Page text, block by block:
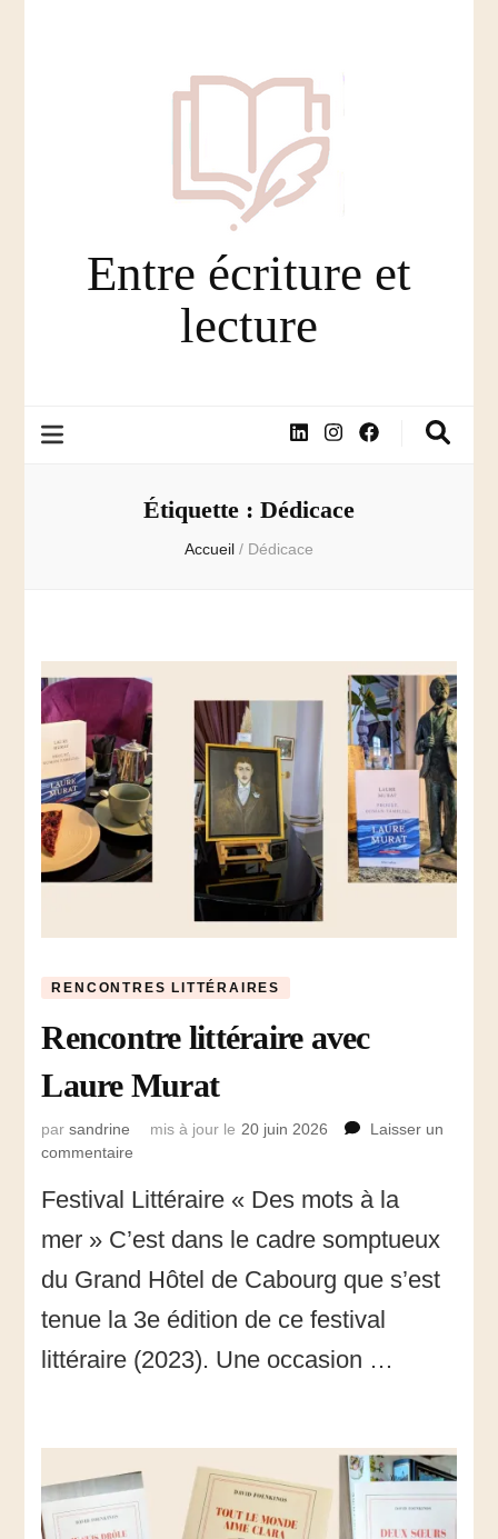
Entre écriture et
lecture
Étiquette : Dédicace
Accueil / Dédicace
RENCONTRES LITTÉRAIRES
Rencontre littéraire avec
Laure Murat
parsandrine mis à jour le 20 juin 2026
Laisser un
commentaire
littéraire
Laure
Murat
Festival Littéraire « Des mots à la
mer » C’est dans le cadre somptueux
du Grand Hôtel de Cabourg que s’est
tenue la 3e édition de ce festival
littéraire (2023). Une occasion …